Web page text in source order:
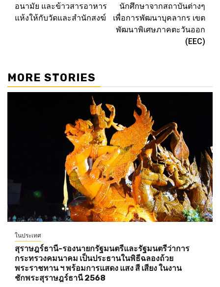
อนามัย และข้าวสารอาหาร
แห้งให้กับวัดและสำนักสงฆ์
นักศึกษาจากสถาบันต่างๆ
เพื่อการพัฒนาบุคลากร เขต
พัฒนาพิเศษภาคตะวันออก
(EEC)
MORE STORIES
ในประเทศ
สุราษฎร์ธานี-รองนายกรัฐมนตรีและรัฐมนตรีว่าการ
กระทรวงคมนาคม เป็นประธานในพิธีฉลองถ้วย
พระราชทาน ฯ พร้อมการแสดง แสง สี เสียง ในงาน
ชักพระสุราษฎร์ธานี 2568